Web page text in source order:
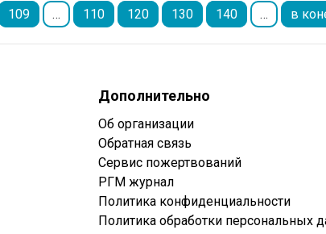
109 … 110 120 130 140 … в
Дополнительно
Об организации
Обратная связь
Сервис пожертвований
РГМ журнал
Политика конфиденциальности
Политика обработки персональных